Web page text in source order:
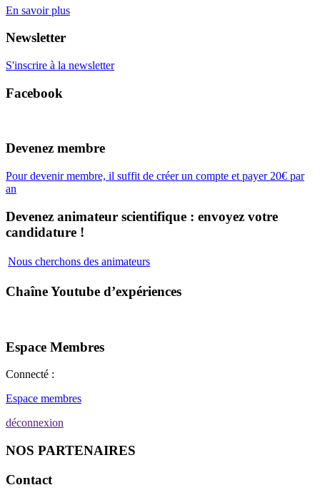
En savoir plus
Newsletter
S'inscrire à la newsletter
Facebook
Devenez membre
Pour devenir membre, il suffit de créer un compte et payer 20€ par
an
Devenez animateur scientifique : envoyez votre
candidature !
Nous cherchons des animateurs
Chaîne Youtube d’expériences
Espace Membres
Connecté :
Espace membres
déconnexion
NOS PARTENAIRES
Contact